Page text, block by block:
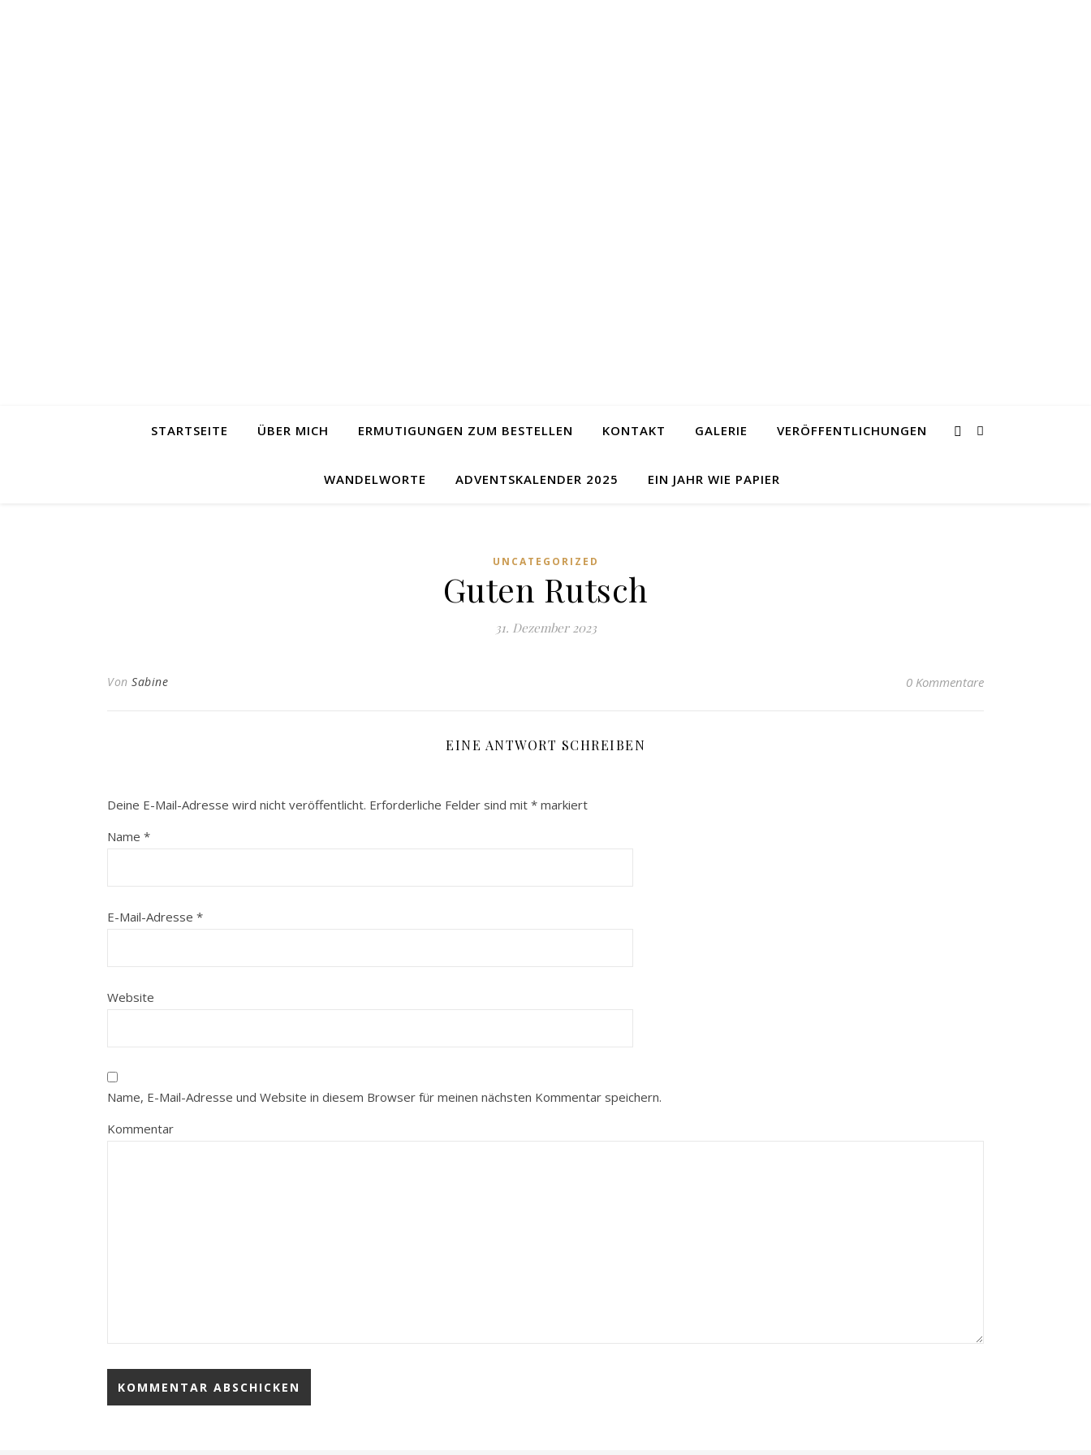
STARTSEITE ÜBER MICH ERMUTIGUNGEN ZUM BESTELLEN KONTAKT GALERIE VERÖFFENTLICHUNGEN
WANDELWORTE ADVENTSKALENDER 2025 EIN JAHR WIE PAPIER
UNCATEGORIZED
Guten Rutsch
31. Dezember 2023
Von Sabine 0 Kommentare
EINE ANTWORT SCHREIBEN
Deine E-Mail-Adresse wird nicht veröffentlicht. Erforderliche Felder sind mit * markiert
Name *
E-Mail-Adresse *
Website
Name, E-Mail-Adresse und Website in diesem Browser für meinen nächsten Kommentar speichern.
Kommentar